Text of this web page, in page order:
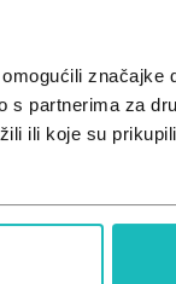
značajke
s partnerima za
ili koje su